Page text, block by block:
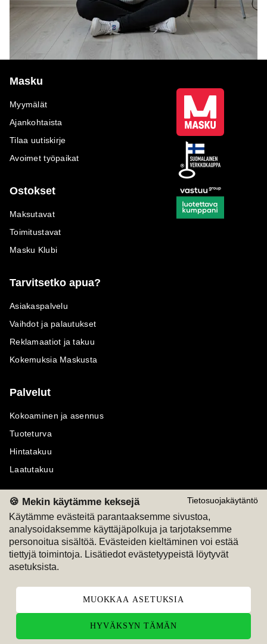
Tietosuojakäytäntö
🍪 Mekin käytämme keksejä
Käytämme evästeitä parantaaksemme sivustoa,
analysoidaksemme käyttäjäpolkuja ja tarjotaksemme
personoitua sisältöä. Evästeiden kieltäminen voi estää
tiettyjä toimintoja. Lisätiedot evästetyypeistä löytyvät
asetuksista.
MUOKKAA ASETUKSIA
HYVÄKSYN TÄMÄN
Masku
Myymälät
Ajankohtaista
Tilaa uutiskirje
Avoimet työpaikat
Ostokset
Maksutavat
Toimitustavat
Masku Klubi
Tarvitsetko apua?
Asiakaspalvelu
Vaihdot ja palautukset
Reklamaatiot ja takuu
Kokemuksia Maskusta
Palvelut
Kokoaminen ja asennus
Tuoteturva
Hintatakuu
Laatutakuu
Maksutavat
M
Seuraa meitä